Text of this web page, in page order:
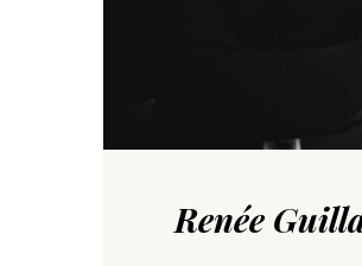
Renée